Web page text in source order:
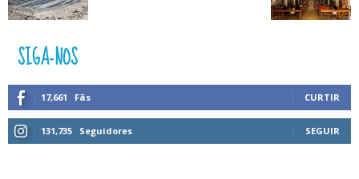
SIGA-NOS
17,661 Fãs CURTIR
131,735 Seguidores SEGUIR